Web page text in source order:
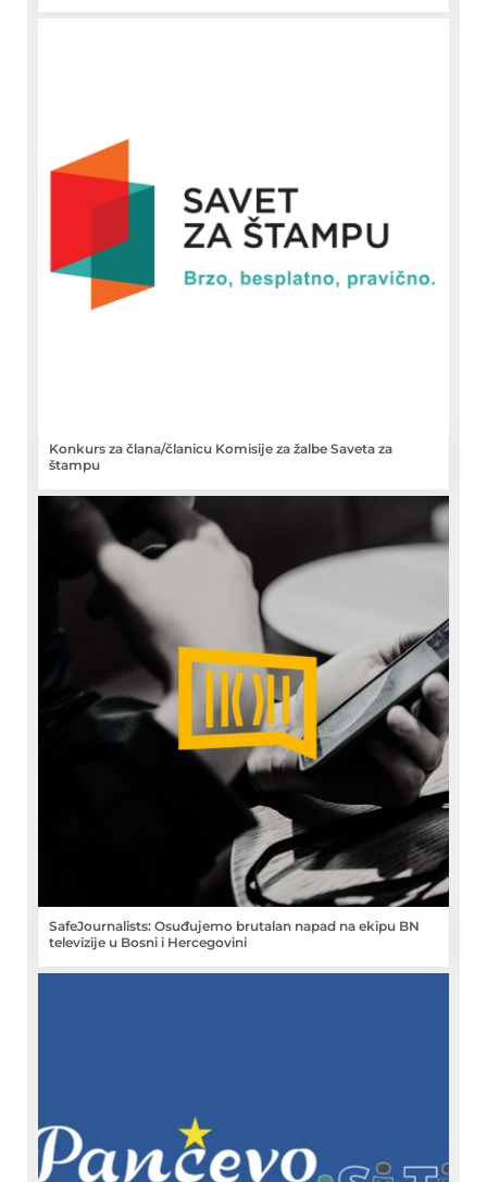
Konkurs za člana/članicu Komisije za žalbe Saveta za
štampu
SafeJournalists: Osuđujemo brutalan napad na ekipu BN
televizije u Bosni i Hercegovini